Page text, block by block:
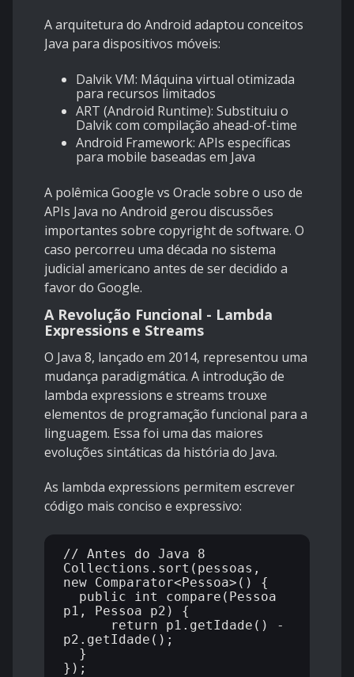
A arquitetura do Android adaptou conceitos
Java para dispositivos móveis:
Dalvik VM: Máquina virtual otimizada
para recursos limitados
ART (Android Runtime): Substituiu o
Dalvik com compilação ahead-of-time
Android Framework: APIs específicas
para mobile baseadas em Java
A polêmica Google vs Oracle sobre o uso de
APIs Java no Android gerou discussões
importantes sobre copyright de software. O
caso percorreu uma década no sistema
judicial americano antes de ser decidido a
favor do Google.
A Revolução Funcional - Lambda
Expressions e Streams
O Java 8, lançado em 2014, representou uma
mudança paradigmática. A introdução de
lambda expressions e streams trouxe
elementos de programação funcional para a
linguagem. Essa foi uma das maiores
evoluções sintáticas da história do Java.
As lambda expressions permitem escrever
código mais conciso e expressivo:
// Antes do Java 8
Collections.sort(pessoas,
new Comparator<Pessoa>() {
p1, Pessoa p2) {
p2.getIdade();
});